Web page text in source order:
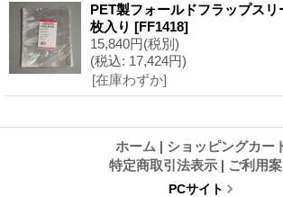
PET製フォールドフラップスリ
枚入り [FF1418]
15,840円(税別)
(税込: 17,424円)
[在庫わずか]
ホーム | ショッピングカー
特定商取引法表示 | ご利用
PCサイト